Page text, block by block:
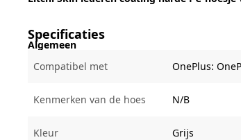
Specificaties
Algemeen
Compatibel met
OnePlus:
Kenmerken van de hoes N/B
Kleur Grijs